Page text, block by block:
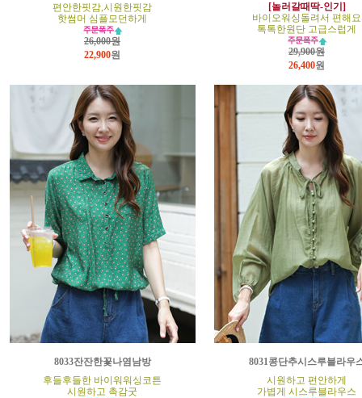
편안한핏감,시원한핏감
핫썸머 심플모던하게
26,000원
22,900원
[놀러갈때딱-인기]
바이오워싱돌려서 편해요
톡톡한원단 고급스럽게
29,900원
26,400원
8033잔잔한꽃나염남방
후들후들한 바이워워싱코튼
시원하고 촉감굿
8031콩단추시스루블라우
시원하고 편안하게
가볍게 시스루블라우스